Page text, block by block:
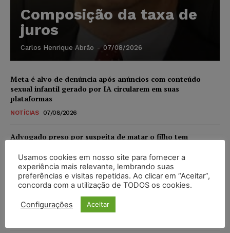
Composição da taxa de
juros
Carlos Henrique Abrão - 07/08/2026
Meta é alvo de denúncia após anúncios com conteúdo
sexual infantil gerado por IA circularem em suas
plataformas
NOTÍCIAS 07/08/2026
Advogado preso por suspeita de matar o filho tem
NOTÍCIAS 07/08/2026
STF amplia isenção de IBS e CBS na compra de veículos
novos para pessoas com deficiência e autistas de todos os
níveis
Usamos cookies em nosso site para fornecer a
experiência mais relevante, lembrando suas
preferências e visitas repetidas. Ao clicar em “Aceitar”,
concorda com a utilização de TODOS os cookies.
Configurações Aceitar